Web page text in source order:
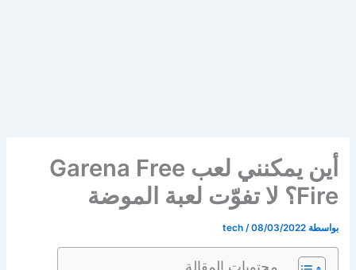
أين يمكنني لعب Garena Free
Fire؟ لا تفوّت لعبة الموضة
بواسطة tech /08/03/2022
محتويات المقالة